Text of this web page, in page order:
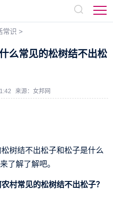
常识 >
么常见的松树结不出松
来源： 女邦网
树结不出松子和松子是什么
了解了解吧。
村常见的松树结不出松子？